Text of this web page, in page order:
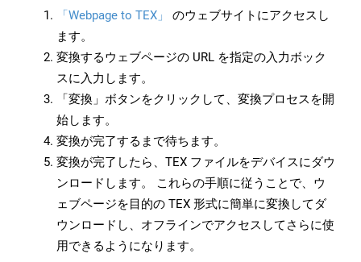
「Webpage to TEX」
のウェブサイトにアクセスし
ます。
変換するウェブページの URL を指定の入力ボック
スに入力します。
「変換」ボタンをクリックして、変換プロセスを開
始します。
変換が完了するまで待ちます。
変換が完了したら、TEX ファイルをデバイスにダウ
ンロードします。 これらの手順に従うことで、ウ
ェブページを目的の TEX 形式に簡単に変換してダ
ウンロードし、オフラインでアクセスしてさらに使
用できるようになります。